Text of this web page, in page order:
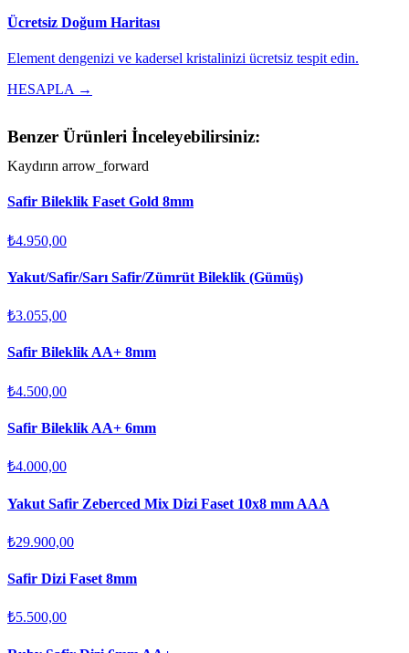
Ücretsiz Doğum Haritası
Element dengenizi ve kadersel kristalinizi ücretsiz tespit edin.
HESAPLA →
Benzer Ürünleri İnceleyebilirsiniz:
Kaydırın arrow_forward
Safir Bileklik Faset Gold 8mm
₺4.950,00
Yakut/Safir/Sarı Safir/Zümrüt Bileklik (Gümüş)
₺3.055,00
Safir Bileklik AA+ 8mm
₺4.500,00
Safir Bileklik AA+ 6mm
₺4.000,00
Yakut Safir Zeberced Mix Dizi Faset 10x8 mm AAA
₺29.900,00
Safir Dizi Faset 8mm
₺5.500,00